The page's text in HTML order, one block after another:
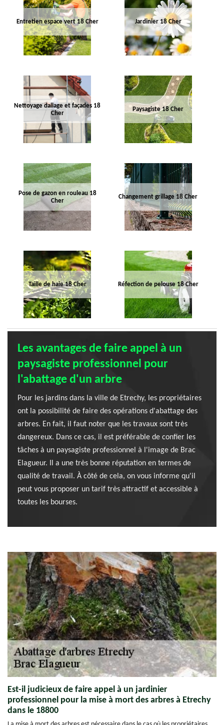
Entretien espace vert 18 Cher Jardinier 18 Cher
Nettoyage dallage et façades 18
Cher
Paysagiste 18 Cher
Pose de gazon en rouleau 18
Cher
Changement grillage 18 Cher
Taille de haie 18 Cher Réfection de pelouse 18 Cher
Les avantages de faire appel à un
paysagiste professionnel pour
l'abattage d'un arbre
Pour les jardins dans la ville de Etrechy, les propriétaires
ont la possibilité de faire des opérations d'abattage des
arbres. En fait, il faut noter que les travaux sont très
dangereux. Dans ce cas, il est préférable de confier les
tâches à un paysagiste professionnel à l'image de Brac
Elagueur. Il a une très bonne réputation en termes de
qualité de travail. À côté de cela, on vous informe qu'il
peut vous proposer un tarif très attractif et accessible à
toutes les bourses.
Est-il judicieux de faire appel à un jardinier
professionnel pour la mise à mort des arbres à Etrechy
dans le 18800